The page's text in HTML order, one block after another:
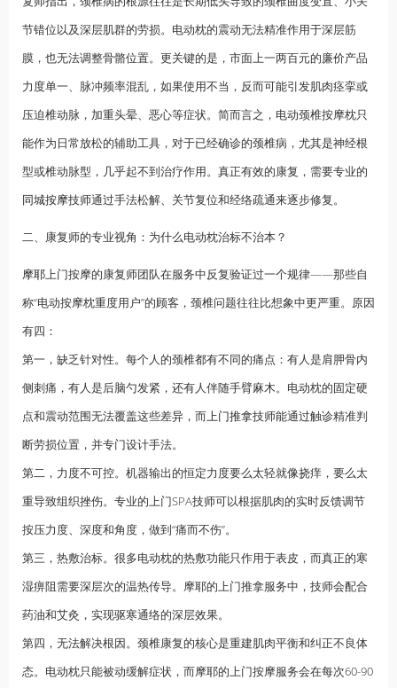
节错位以及深层肌群的劳损。电动枕的震动无法精准作用于深层筋
膜，也无法调整骨骼位置。更关键的是，市面上一两百元的廉价产品
力度单一、脉冲频率混乱，如果使用不当，反而可能引发肌肉痉挛或
压迫椎动脉，加重头晕、恶心等症状。简而言之，电动颈椎按摩枕只
能作为日常放松的辅助工具，对于已经确诊的颈椎病，尤其是神经根
型或椎动脉型，几乎起不到治疗作用。真正有效的康复，需要专业的
同城按摩技师通过手法松解、关节复位和经络疏通来逐步修复。
二、康复师的专业视角：为什么电动枕治标不治本？
摩耶上门按摩的康复师团队在服务中反复验证过一个规律——那些自
称“电动按摩枕重度用户”的顾客，颈椎问题往往比想象中更严重。原因
有四：
第一，缺乏针对性。每个人的颈椎都有不同的痛点：有人是肩胛骨内
侧刺痛，有人是后脑勺发紧，还有人伴随手臂麻木。电动枕的固定硬
点和震动范围无法覆盖这些差异，而上门推拿技师能通过触诊精准判
断劳损位置，并专门设计手法。
第二，力度不可控。机器输出的恒定力度要么太轻就像挠痒，要么太
重导致组织挫伤。专业的上门SPA技师可以根据肌肉的实时反馈调节
按压力度、深度和角度，做到“痛而不伤”。
第三，热敷治标。很多电动枕的热敷功能只作用于表皮，而真正的寒
湿痹阻需要深层次的温热传导。摩耶的上门推拿服务中，技师会配合
药油和艾灸，实现驱寒通络的深层效果。
第四，无法解决根因。颈椎康复的核心是重建肌肉平衡和纠正不良体
态。电动枕只能被动缓解症状，而摩耶的上门按摩服务会在每次60-90